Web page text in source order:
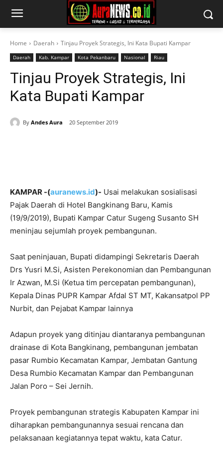
Home Daerah Tinjau Proyek Strategis, Ini Kata Bupati Kampar
Daerah Kab. Kampar Kota Pekanbaru Nasional Riau
Tinjau Proyek Strategis, Ini
Kata Bupati Kampar
By Andes Aura 20 September 2019
KAMPAR -(auranews.id)- Usai melakukan sosialisasi
Pajak Daerah di Hotel Bangkinang Baru, Kamis
(19/9/2019), Bupati Kampar Catur Sugeng Susanto SH
meninjau sejumlah proyek pembangunan.
Saat peninjauan, Bupati didampingi Sekretaris Daerah
Drs Yusri M.Si, Asisten Perekonomian dan Pembangunan
Ir Azwan, M.Si (Ketua tim percepatan pembangunan),
Kepala Dinas PUPR Kampar Afdal ST MT, Kakansatpol PP
Nurbit, dan Pejabat Kampar lainnya
Adapun proyek yang ditinjau diantaranya pembangunan
drainase di Kota Bangkinang, pembangunan jembatan
pasar Rumbio Kecamatan Kampar, Jembatan Gantung
Desa Rumbio Kecamatan Kampar dan Pembangunan
Jalan Poro – Sei Jernih.
Proyek pembangunan strategis Kabupaten Kampar ini
diharapkan pembangunannya sesuai rencana dan
pelaksanaan kegiatannya tepat waktu, kata Catur.